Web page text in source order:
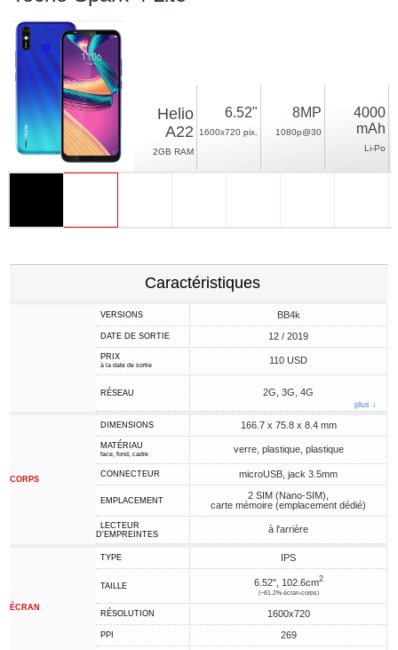
Helio
A22
2GB RAM
6.52"
1600x720 pix.
8MP
1080p@30
4000
mAh
Li-Po
Caractéristiques
VERSIONS BB4k
DATE DE SORTIE 12 / 2019
PRIX
à la date de sortie 110 USD
RÉSEAU 2G, 3G, 4G
plus ↓
CORPS
DIMENSIONS 166.7 x 75.8 x 8.4 mm
MATÉRIAU
face, fond, cadre verre, plastique, plastique
CONNECTEUR microUSB, jack 3.5mm
EMPLACEMENT
2 SIM (Nano-SIM),
carte mémoire (emplacement dédié)
LECTEUR
D'EMPREINTES
à l'arrière
ÉCRAN
TYPE IPS
TAILLE 6.52", 102.6cm2
(~81.2% écran-corps)
RÉSOLUTION 1600x720
PPI 269